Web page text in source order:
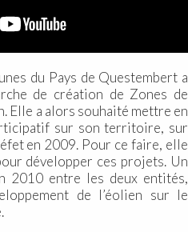
du Pays de Questembert a
de création de Zones de
Elle a alors souhaité mettre en
sur son territoire, sur
en 2009. Pour ce faire, elle
développer ces projets. Un
2010 entre les deux entités,
de l’éolien sur le